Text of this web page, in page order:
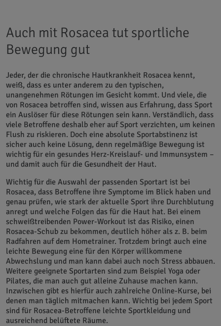
Auch mit Rosacea tut sportliche
Bewegung gut
Jeder, der die chronische Hautkrankheit Rosacea kennt,
weiß, dass es unter anderem zu den typischen,
unangenehmen Rötungen im Gesicht kommt. Und viele, die
von Rosacea betroffen sind, wissen aus Erfahrung, dass Sport
ein Auslöser für diese Rötungen sein kann. Verständlich, dass
viele Betroffene deshalb eher auf Sport verzichten, um keinen
Flush zu riskieren. Doch eine absolute Sportabstinenz ist
sicher auch keine Lösung, denn regelmäßige Bewegung ist
wichtig für ein gesundes Herz-Kreislauf- und Immunsystem –
und damit auch für die Gesundheit der Haut.
Wichtig für die Auswahl der passenden Sportart ist bei
Rosacea, dass Betroffene ihre Symptome im Blick haben und
genau prüfen, wie stark der aktuelle Sport ihre Durchblutung
anregt und welche Folgen das für die Haut hat. Bei einem
schweißtreibenden Power-Workout ist das Risiko, einen
Rosacea-Schub zu bekommen, deutlich höher als z. B. beim
Radfahren auf dem Hometrainer. Trotzdem bringt auch eine
leichte Bewegung eine für den Körper willkommene
Abwechslung und man kann dabei auch noch Stress abbauen.
Weitere geeignete Sportarten sind zum Beispiel Yoga oder
Pilates, die man auch gut alleine Zuhause machen kann.
Inzwischen gibt es hierfür auch zahlreiche Online-Kurse, bei
denen man täglich mitmachen kann. Wichtig bei jedem Sport
sind für Rosacea-Betroffene leichte Sportkleidung und
ausreichend belüftete Räume.